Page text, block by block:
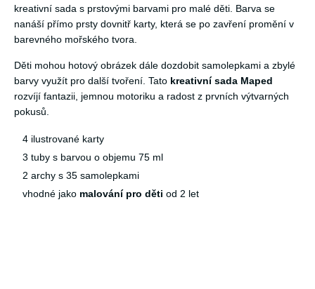
kreativní sada s prstovými barvami pro malé děti. Barva se
nanáší přímo prsty dovnitř karty, která se po zavření promění v
barevného mořského tvora.
Děti mohou hotový obrázek dále dozdobit samolepkami a zbylé
barvy využít pro další tvoření. Tato kreativní sada Maped
rozvíjí fantazii, jemnou motoriku a radost z prvních výtvarných
pokusů.
4 ilustrované karty
3 tuby s barvou o objemu 75 ml
2 archy s 35 samolepkami
vhodné jako malování pro děti od 2 let